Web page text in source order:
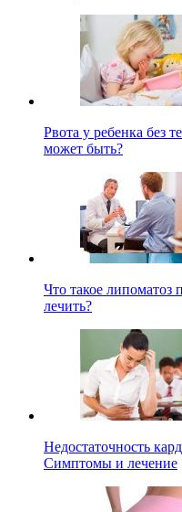
Рвота у ребенка без
может быть?
Что такое липоматоз
лечить?
Недостаточность
Симптомы и лечение